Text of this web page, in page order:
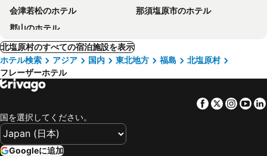
会津若松のホテル
那須塩原市のホテル
郡山のホテル
北塩原村のすべての宿泊施設を表示
ホテル検索
アジア 国内 東北地方 福島
北塩原村
フレーザーホテル
Facebook
Twitter
国を選択してください。
Googleに追加